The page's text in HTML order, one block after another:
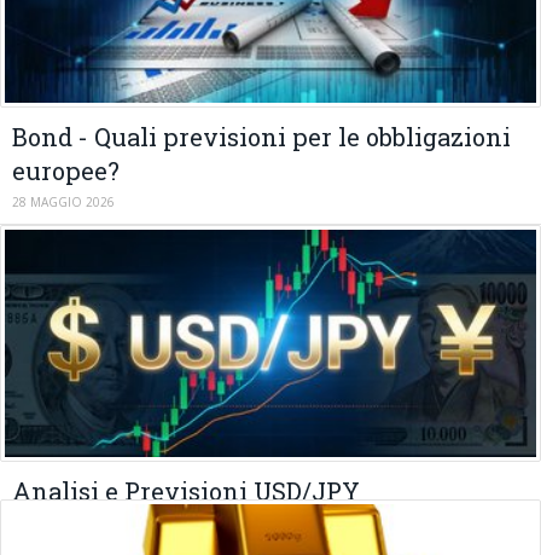
Bond - Quali previsioni per le obbligazioni
europee?
28 MAGGIO 2026
Analisi e Previsioni USD/JPY